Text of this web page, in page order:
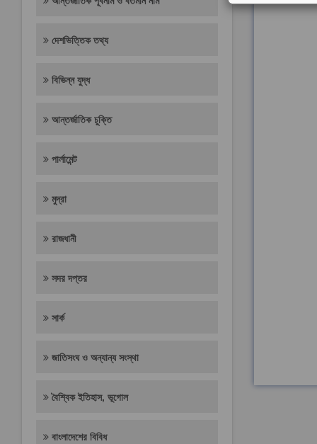
দেশভিত্তিক তথ্য
বিভিন্ন যুদ্ধ
আন্তর্জাতিক চুক্তি
পার্লামেন্ট
মুদ্রা
রাজধানী
সদর দপ্তর
সার্ক
জাতিসংঘ ও অন্যান্য সংস্থা
বৈশ্বিক ইতিহাস, ভূগোল
বাংলাদেশের বিবিধ